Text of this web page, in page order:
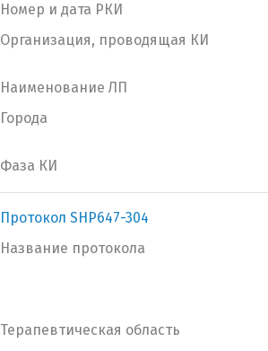
Номер и дата РКИ
Организация, проводящая КИ
Наименование ЛП
Города
Фаза КИ
Протокол SHP647-304
Название протокола
Терапевтическая область